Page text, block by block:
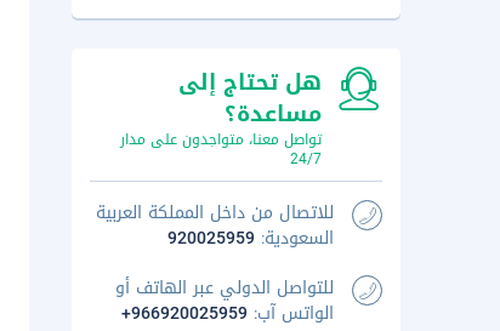
هل تحتاج إلى
مساعدة؟
تواصل معنا، متواجدون على مدار
24/7
للاتصال من داخل المملكة العربية
السعودية: 920025959
للتواصل الدولي عبر الهاتف أو
الواتس آب: +966920025959